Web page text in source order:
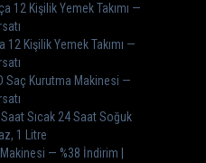
12 Kişilik Yemek Takımı —
Kişilik Yemek Takımı —
Saç Kurutma Makinesi —
Sıcak 24 Saat Soğuk
1 Litre
— %38 İndirim |